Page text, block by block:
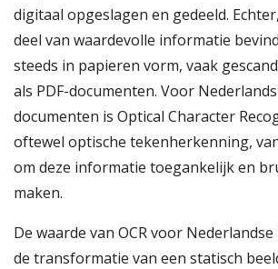
digitaal opgeslagen en gedeeld.
deel van waardevolle informatie
steeds in papieren vorm, vaak
als PDF-documenten. Voor
documenten is Optical Character
oftewel optische tekenherkenning,
om deze informatie toegankelijk en
maken.
De waarde van OCR voor
de transformatie van een statisch